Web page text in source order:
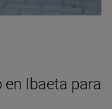
Ibaeta para